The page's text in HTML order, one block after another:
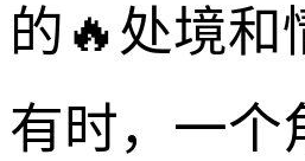
的🔥处境和
有时，一个